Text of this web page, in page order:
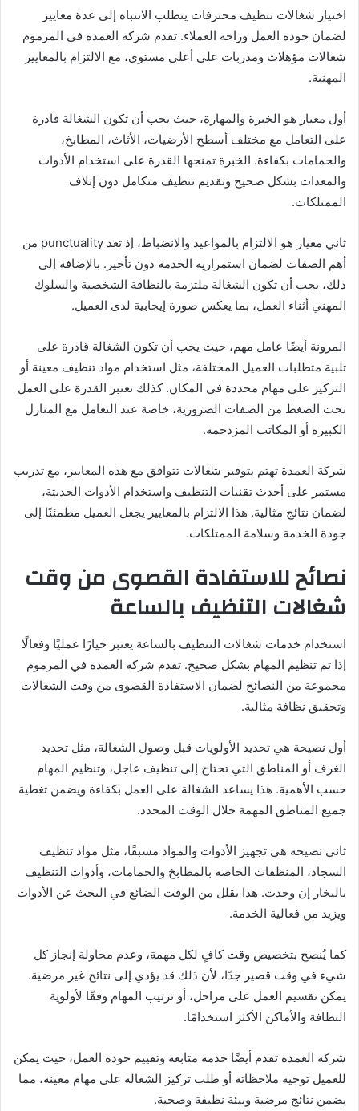
اختيار شغالات تنظيف محترفات يتطلب الانتباه إلى عدة معايير
لضمان جودة العمل وراحة العملاء. تقدم شركة العمدة في المرموم
شغالات مؤهلات ومدربات على أعلى مستوى، مع الالتزام بالمعايير
المهنية.
أول معيار هو الخبرة والمهارة، حيث يجب أن تكون الشغالة قادرة
على التعامل مع مختلف أسطح الأرضيات، الأثاث، المطابخ،
والحمامات بكفاءة. الخبرة تمنحها القدرة على استخدام الأدوات
والمعدات بشكل صحيح وتقديم تنظيف متكامل دون إتلاف
الممتلكات.
ثاني معيار هو الالتزام بالمواعيد والانضباط، إذ تعد punctuality من
أهم الصفات لضمان استمرارية الخدمة دون تأخير. بالإضافة إلى
ذلك، يجب أن تكون الشغالة ملتزمة بالنظافة الشخصية والسلوك
المهني أثناء العمل، بما يعكس صورة إيجابية لدى العميل.
المرونة أيضًا عامل مهم، حيث يجب أن تكون الشغالة قادرة على
تلبية متطلبات العميل المختلفة، مثل استخدام مواد تنظيف معينة أو
التركيز على مهام محددة في المكان. كذلك تعتبر القدرة على العمل
تحت الضغط من الصفات الضرورية، خاصة عند التعامل مع المنازل
الكبيرة أو المكاتب المزدحمة.
شركة العمدة تهتم بتوفير شغالات تتوافق مع هذه المعايير، مع تدريب
مستمر على أحدث تقنيات التنظيف واستخدام الأدوات الحديثة،
لضمان نتائج مثالية. هذا الالتزام بالمعايير يجعل العميل مطمئنًا إلى
جودة الخدمة وسلامة الممتلكات.
نصائح للاستفادة القصوى من وقت
شغالات التنظيف بالساعة
استخدام خدمات شغالات التنظيف بالساعة يعتبر خيارًا عمليًا وفعالًا
إذا تم تنظيم المهام بشكل صحيح. تقدم شركة العمدة في المرموم
مجموعة من النصائح لضمان الاستفادة القصوى من وقت الشغالات
وتحقيق نظافة مثالية.
أول نصيحة هي تحديد الأولويات قبل وصول الشغالة، مثل تحديد
الغرف أو المناطق التي تحتاج إلى تنظيف عاجل، وتنظيم المهام
حسب الأهمية. هذا يساعد الشغالة على العمل بكفاءة ويضمن تغطية
جميع المناطق المهمة خلال الوقت المحدد.
ثاني نصيحة هي تجهيز الأدوات والمواد مسبقًا، مثل مواد تنظيف
السجاد، المنظفات الخاصة بالمطابخ والحمامات، وأدوات التنظيف
بالبخار إن وجدت. هذا يقلل من الوقت الضائع في البحث عن الأدوات
ويزيد من فعالية الخدمة.
كما يُنصح بتخصيص وقت كافٍ لكل مهمة، وعدم محاولة إنجاز كل
شيء في وقت قصير جدًا، لأن ذلك قد يؤدي إلى نتائج غير مرضية.
يمكن تقسيم العمل على مراحل، أو ترتيب المهام وفقًا لأولوية
النظافة والأماكن الأكثر استخدامًا.
شركة العمدة تقدم أيضًا خدمة متابعة وتقييم جودة العمل، حيث يمكن
للعميل توجيه ملاحظاته أو طلب تركيز الشغالة على مهام معينة، مما
يضمن نتائج مرضية وبيئة نظيفة وصحية.